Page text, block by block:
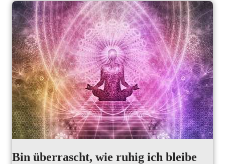
Bin überrascht, wie ruhig ich bleibe